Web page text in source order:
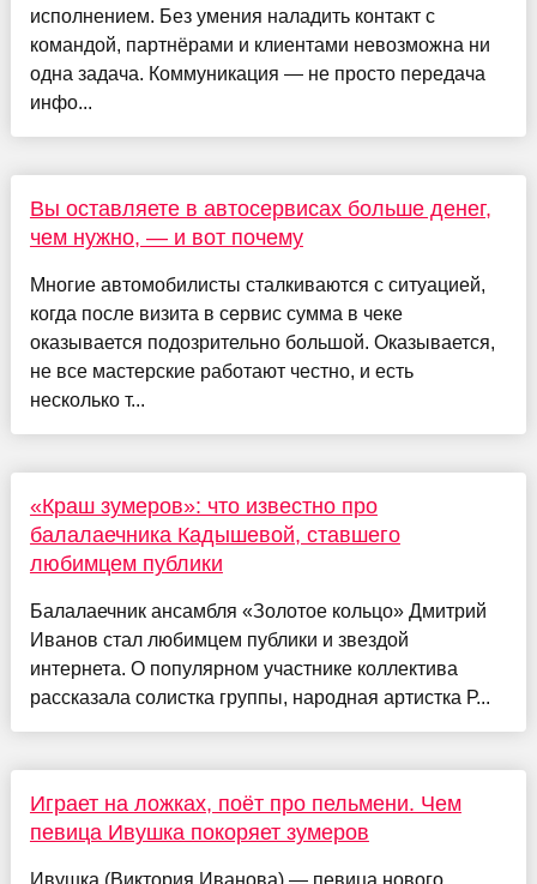
исполнением. Без умения наладить контакт с
командой, партнёрами и клиентами невозможна ни
одна задача. Коммуникация — не просто передача
инфо...
Вы оставляете в автосервисах больше денег,
чем нужно, — и вот почему
Многие автомобилисты сталкиваются с ситуацией,
когда после визита в сервис сумма в чеке
оказывается подозрительно большой. Оказывается,
не все мастерские работают честно, и есть
несколько т...
«Краш зумеров»: что известно про
балалаечника Кадышевой, ставшего
любимцем публики
Балалаечник ансамбля «Золотое кольцо» Дмитрий
Иванов стал любимцем публики и звездой
интернета. О популярном участнике коллектива
рассказала солистка группы, народная артистка Р...
Играет на ложках, поёт про пельмени. Чем
певица Ивушка покоряет зумеров